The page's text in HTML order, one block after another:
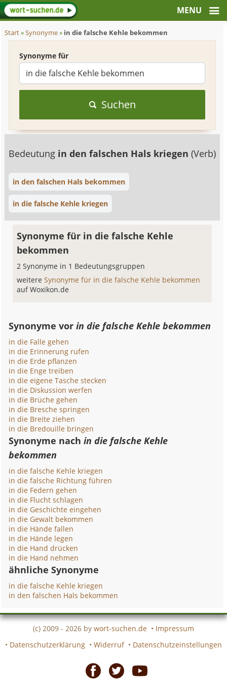
Start»Synonyme» in die falsche Kehle bekommen
Synonyme für
Suchen
Bedeutung in den falschen Hals kriegen(Verb)
in den falschen Hals bekommen
in die falsche Kehle kriegen
Synonyme für in die falsche Kehle
bekommen
2 Synonyme in 1 Bedeutungsgruppen
weitereSynonyme für in die falsche Kehle bekommen
auf Woxikon.de
Synonyme vorin die falsche Kehle bekommen
in die Falle gehen
in die Erinnerung rufen
in die Erde pflanzen
in die Enge treiben
in die eigene Tasche stecken
in die Diskussion werfen
in die Brüche gehen
in die Bresche springen
in die Breite ziehen
in die Bredouille bringen
Synonyme nachin die falsche Kehle
bekommen
in die falsche Kehle kriegen
in die falsche Richtung führen
in die Federn gehen
in die Flucht schlagen
in die Geschichte eingehen
in die Gewalt bekommen
in die Hände fallen
in die Hände legen
in die Hand drücken
in die Hand nehmen
ähnliche Synonyme
in die falsche Kehle kriegen
in den falschen Hals bekommen
(c) 2009 - 2026 by wort-suchen.de • Impressum
• Datenschutzerklärung • Widerruf • Datenschutzeinstellungen